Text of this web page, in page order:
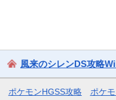
風来のシレンDS攻略
ポケモンHGSS攻略 ポケ